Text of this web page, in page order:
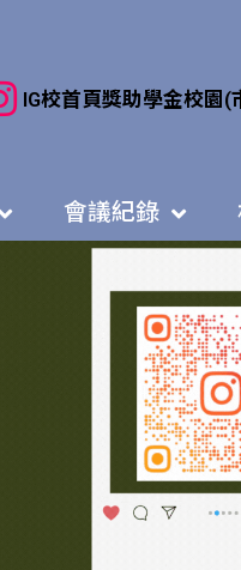
IG校首頁獎助學金校園(
會議紀錄